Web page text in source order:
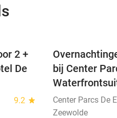
2 +
De
9.2 star
bij Center
Center Parcs De
Zeewolde